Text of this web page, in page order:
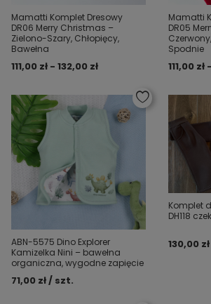
Mamatti Komplet Dresowy
DR06 Merry Christmas –
Zielono-Szary, Chłopięcy,
Bawełna
111,00 zł - 132,00 zł
Mamatti
DR05
Spodnie
111,00 zł
ABN-5575 Dino Explorer
Kamizelka Nini – bawełna
organiczna, wygodne zapięcie
71,00 zł / szt.
Komplet
DH118
130,00